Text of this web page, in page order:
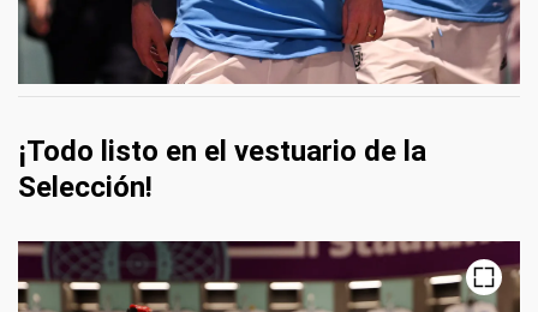
¡Todo listo en el vestuario de la
Selección!